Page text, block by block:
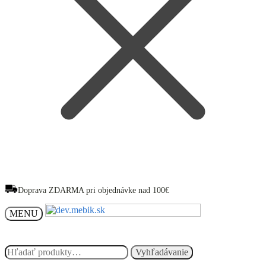
Doprava ZDARMA pri objednávke nad 100€
MENU
Hľadať: Vyhľadávanie
Hľadať: Vyhľadávanie